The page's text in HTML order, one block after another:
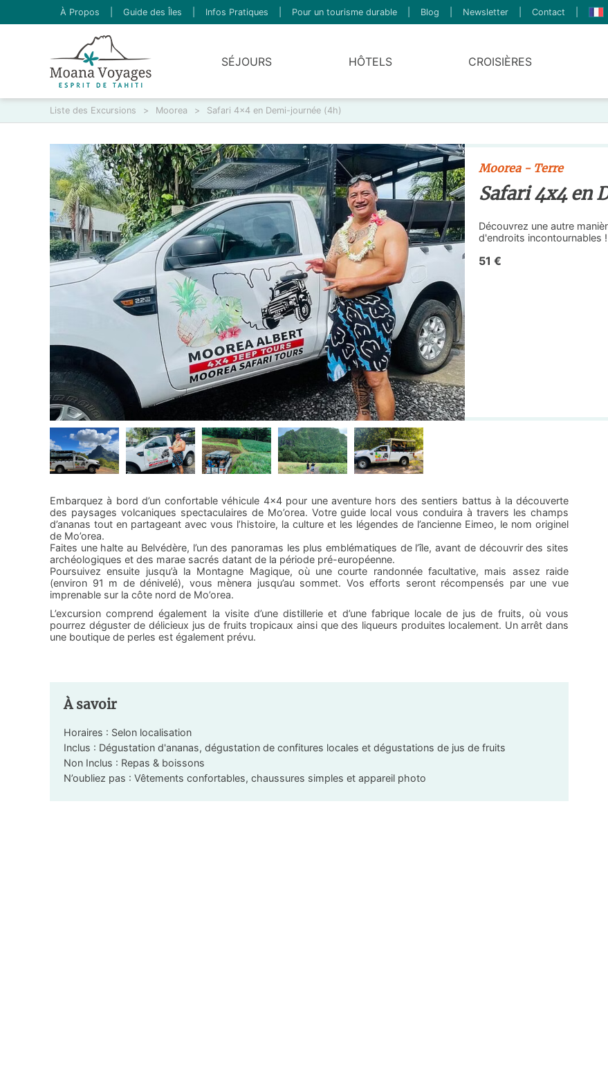
À Propos Guide des Îles Infos Pratiques Pour un tourisme durable Blog Newsletter Contact
SÉJOURS HÔTELS CROISIÈRES
Liste des Excursions > Moorea > Safari 4x4 en Demi-journée (4h)
Moorea - Terre
Safari 4x4 en
Découvrez une autre
d'endroits incontournables !
51 €
Embarquez à bord d’un confortable véhicule 4x4 pour une aventure hors des sentiers battus à la découverte
des paysages volcaniques spectaculaires de Mo’orea. Votre guide local vous conduira à travers les champs
d’ananas tout en partageant avec vous l’histoire, la culture et les légendes de l’ancienne Eimeo, le nom originel
de Mo’orea.
Faites une halte au Belvédère, l’un des panoramas les plus emblématiques de l’île, avant de découvrir des sites
archéologiques et des marae sacrés datant de la période pré-européenne.
Poursuivez ensuite jusqu’à la Montagne Magique, où une courte randonnée facultative, mais assez raide
(environ 91 m de dénivelé), vous mènera jusqu’au sommet. Vos efforts seront récompensés par une vue
imprenable sur la côte nord de Mo’orea.
L’excursion comprend également la visite d’une distillerie et d’une fabrique locale de jus de fruits, où vous
pourrez déguster de délicieux jus de fruits tropicaux ainsi que des liqueurs produites localement. Un arrêt dans
une boutique de perles est également prévu.
À savoir
Horaires : Selon localisation
Inclus : Dégustation d'ananas, dégustation de confitures locales et dégustations de jus de fruits
Non Inclus : Repas & boissons
N’oubliez pas : Vêtements confortables, chaussures simples et appareil photo